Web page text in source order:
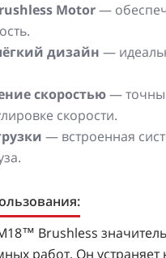
Motor—
дизайн —
скоростью—
скорости.
— встроенная
Brushless
работ. Он